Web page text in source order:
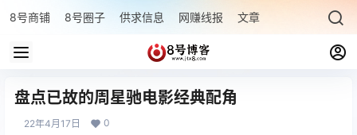
8号商铺 8号圈子 供求信息 网赚线报 文章专题 最新文章
盘点已故的周星驰电影经典配角
22年4月17日 0